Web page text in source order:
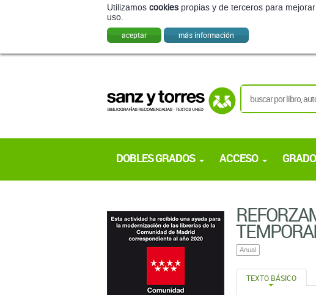
Utilizamos cookies propias y de terceros para
uso.
aceptar más información
DOBLES GRADOS ACCESO
Anual
TEXTO BÁSICO